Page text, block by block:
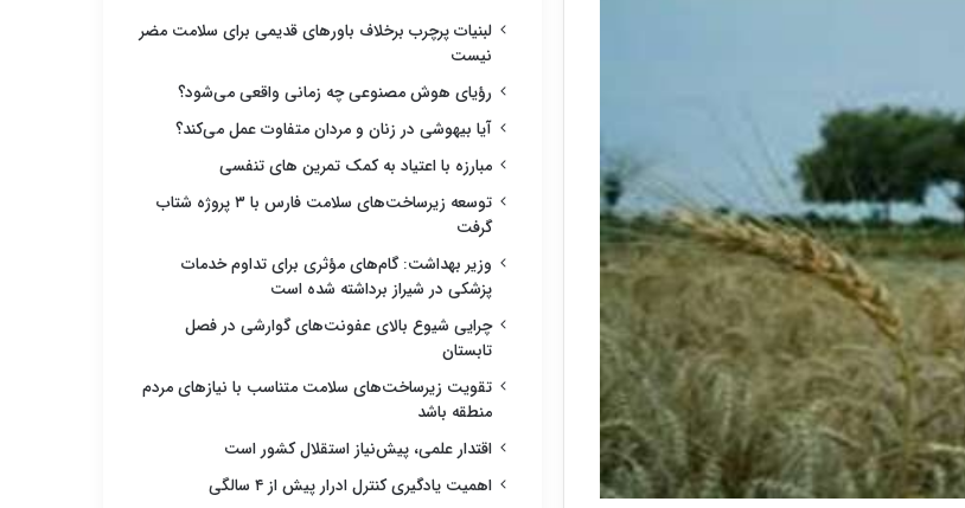
لبنیات پرچرب برخلاف باورهای قدیمی برای سلامت مضر
نیست
رؤیای هوش مصنوعی چه زمانی واقعی می‌شود؟
آیا بیهوشی در زنان و مردان متفاوت عمل می‌کند؟
مبارزه با اعتیاد به کمک تمرین های تنفسی
توسعه زیرساخت‌های سلامت فارس با ۳ پروژه شتاب
گرفت
وزیر بهداشت: گام‌های مؤثری برای تداوم خدمات
پزشکی در شیراز برداشته شده است
چرایی شیوع بالای عفونت‌های گوارشی در فصل
تابستان
تقویت زیرساخت‌های سلامت متناسب با نیازهای مردم
منطقه باشد
اقتدار علمی، پیش‌نیاز استقلال کشور است
اهمیت یادگیری کنترل ادرار پیش از ۴ سالگی